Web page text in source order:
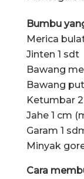
Bumbu
Merica
Jinten 1 sdt
Bawang
Bawang
Ketumbar
Jahe 1 cm
Garam 1
Minyak
Cara